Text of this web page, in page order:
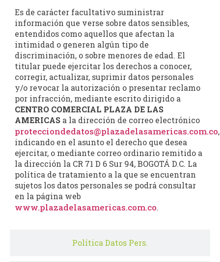
Política Datos Pers.
Es de carácter facultativo suministrar
información que verse sobre datos sensibles,
entendidos como aquellos que afectan la
intimidad o generen algún tipo de
discriminación, o sobre menores de edad. El
titular puede ejercitar los derechos a conocer,
corregir, actualizar, suprimir datos personales
y/o revocar la autorización o presentar reclamo
por infracción, mediante escrito dirigido a
CENTRO COMERCIAL PLAZA DE LAS
AMERICAS a la dirección de correo electrónico
protecciondedatos@plazadelasamericas.com.co,
indicando en el asunto el derecho que desea
ejercitar, o mediante correo ordinario remitido a
la dirección la CR 71 D 6 Sur 94, BOGOTÁ D.C. La
política de tratamiento a la que se encuentran
sujetos los datos personales se podrá consultar
en la página web
www.plazadelasamericas.com.co.